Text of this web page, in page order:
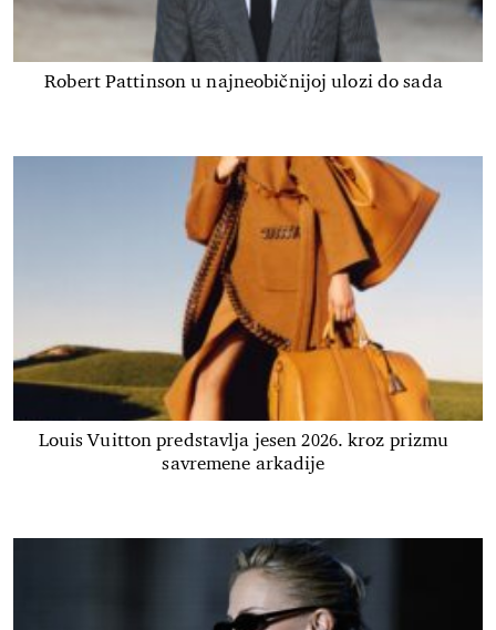
Robert Pattinson u najneobičnijoj ulozi do sada
Louis Vuitton predstavlja jesen 2026. kroz prizmu
savremene arkadije